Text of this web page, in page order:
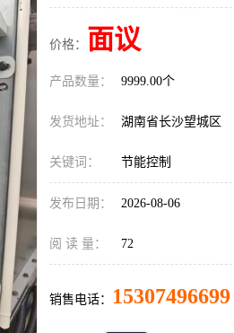
价格： 面议
产品数量： 9999.00个
发货地址： 湖南省长沙望城区
关键词： 节能控制
发布日期： 2026-08-06
阅 读 量： 72
销售电话： 15307496699